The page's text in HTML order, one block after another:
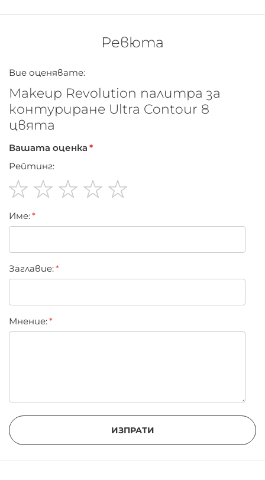
Без глутен
Ревюта
Вие оценявате:
Makeup Revolution палитра за
контуриране Ultra Contour 8
цвята
Вашата оценка
Рейтинг:
star
stars
stars
stars
stars
Име:
Заглавиe:
Мнение:
ИЗПРАТИ